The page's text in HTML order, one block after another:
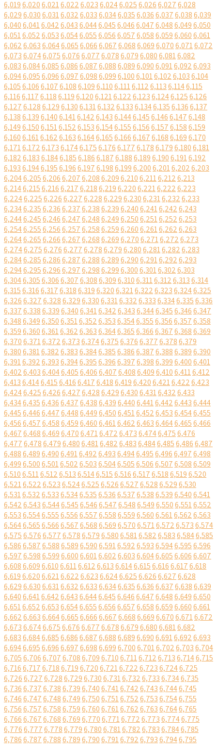
6,0196,0206,0216,0226,0236,0246,0256,0266,0276,028
6,0296,0306,0316,0326,0336,0346,0356,0366,0376,0386,039
6,0406,0416,0426,0436,0446,0456,0466,0476,0486,0496,050
6,0516,0526,0536,0546,0556,0566,0576,0586,0596,0606,061
6,0626,0636,0646,0656,0666,0676,0686,0696,0706,0716,072
6,0736,0746,0756,0766,0776,0786,0796,0806,0816,082
6,0836,0846,0856,0866,0876,0886,0896,0906,0916,0926,093
6,0946,0956,0966,0976,0986,0996,1006,1016,1026,1036,104
6,1056,1066,1076,1086,1096,1106,1116,1126,1136,1146,115
6,1166,1176,1186,1196,1206,1216,1226,1236,1246,1256,126
6,1276,1286,1296,1306,1316,1326,1336,1346,1356,1366,137
6,1386,1396,1406,1416,1426,1436,1446,1456,1466,1476,148
6,1496,1506,1516,1526,1536,1546,1556,1566,1576,1586,159
6,1606,1616,1626,1636,1646,1656,1666,1676,1686,1696,170
6,1716,1726,1736,1746,1756,1766,1776,1786,1796,1806,181
6,1826,1836,1846,1856,1866,1876,1886,1896,1906,1916,192
6,1936,1946,1956,1966,1976,1986,1996,2006,2016,2026,203
6,2046,2056,2066,2076,2086,2096,2106,2116,2126,213
6,2146,2156,2166,2176,2186,2196,2206,2216,2226,223
6,2246,2256,2266,2276,2286,2296,2306,2316,2326,233
6,2346,2356,2366,2376,2386,2396,2406,2416,2426,243
6,2446,2456,2466,2476,2486,2496,2506,2516,2526,253
6,2546,2556,2566,2576,2586,2596,2606,2616,2626,263
6,2646,2656,2666,2676,2686,2696,2706,2716,2726,273
6,2746,2756,2766,2776,2786,2796,2806,2816,2826,283
6,2846,2856,2866,2876,2886,2896,2906,2916,2926,293
6,2946,2956,2966,2976,2986,2996,3006,3016,3026,303
6,3046,3056,3066,3076,3086,3096,3106,3116,3126,3136,314
6,3156,3166,3176,3186,3196,3206,3216,3226,3236,3246,325
6,3266,3276,3286,3296,3306,3316,3326,3336,3346,3356,336
6,3376,3386,3396,3406,3416,3426,3436,3446,3456,3466,347
6,3486,3496,3506,3516,3526,3536,3546,3556,3566,3576,358
6,3596,3606,3616,3626,3636,3646,3656,3666,3676,3686,369
6,3706,3716,3726,3736,3746,3756,3766,3776,3786,379
6,3806,3816,3826,3836,3846,3856,3866,3876,3886,3896,390
6,3916,3926,3936,3946,3956,3966,3976,3986,3996,4006,401
6,4026,4036,4046,4056,4066,4076,4086,4096,4106,4116,412
6,4136,4146,4156,4166,4176,4186,4196,4206,4216,4226,423
6,4246,4256,4266,4276,4286,4296,4306,4316,4326,433
6,4346,4356,4366,4376,4386,4396,4406,4416,4426,4436,444
6,4456,4466,4476,4486,4496,4506,4516,4526,4536,4546,455
6,4566,4576,4586,4596,4606,4616,4626,4636,4646,4656,466
6,4676,4686,4696,4706,4716,4726,4736,4746,4756,476
6,4776,4786,4796,4806,4816,4826,4836,4846,4856,4866,487
6,4886,4896,4906,4916,4926,4936,4946,4956,4966,4976,498
6,4996,5006,5016,5026,5036,5046,5056,5066,5076,5086,509
6,5106,5116,5126,5136,5146,5156,5166,5176,5186,5196,520
6,5216,5226,5236,5246,5256,5266,5276,5286,5296,530
6,5316,5326,5336,5346,5356,5366,5376,5386,5396,5406,541
6,5426,5436,5446,5456,5466,5476,5486,5496,5506,5516,552
6,5536,5546,5556,5566,5576,5586,5596,5606,5616,5626,563
6,5646,5656,5666,5676,5686,5696,5706,5716,5726,5736,574
6,5756,5766,5776,5786,5796,5806,5816,5826,5836,5846,585
6,5866,5876,5886,5896,5906,5916,5926,5936,5946,5956,596
6,5976,5986,5996,6006,6016,6026,6036,6046,6056,6066,607
6,6086,6096,6106,6116,6126,6136,6146,6156,6166,6176,618
6,6196,6206,6216,6226,6236,6246,6256,6266,6276,628
6,6296,6306,6316,6326,6336,6346,6356,6366,6376,6386,639
6,6406,6416,6426,6436,6446,6456,6466,6476,6486,6496,650
6,6516,6526,6536,6546,6556,6566,6576,6586,6596,6606,661
6,6626,6636,6646,6656,6666,6676,6686,6696,6706,6716,672
6,6736,6746,6756,6766,6776,6786,6796,6806,6816,682
6,6836,6846,6856,6866,6876,6886,6896,6906,6916,6926,693
6,6946,6956,6966,6976,6986,6996,7006,7016,7026,7036,704
6,7056,7066,7076,7086,7096,7106,7116,7126,7136,7146,715
6,7166,7176,7186,7196,7206,7216,7226,7236,7246,725
6,7266,7276,7286,7296,7306,7316,7326,7336,7346,735
6,7366,7376,7386,7396,7406,7416,7426,7436,7446,745
6,7466,7476,7486,7496,7506,7516,7526,7536,7546,755
6,7566,7576,7586,7596,7606,7616,7626,7636,7646,765
6,7666,7676,7686,7696,7706,7716,7726,7736,7746,775
6,7766,7776,7786,7796,7806,7816,7826,7836,7846,785
6,7866,7876,7886,7896,7906,7916,7926,7936,7946,795